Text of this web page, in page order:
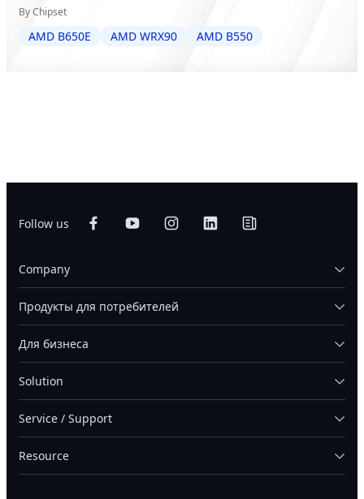
By Chipset
AMD B650E AMD WRX90 AMD B550
Follow us
Company
Продукты для потребителей
Для бизнеса
Solution
Service / Support
Resource